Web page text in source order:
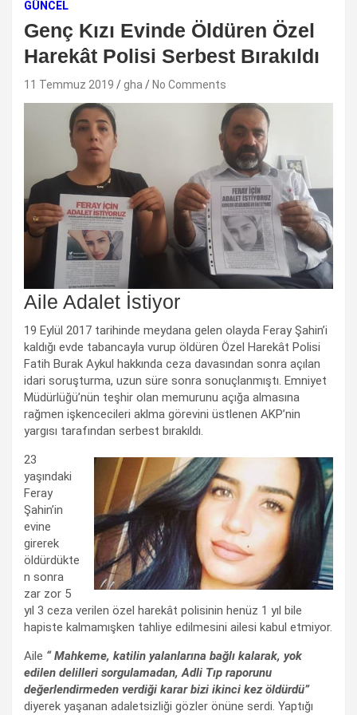
GÜNCEL
Genç Kızı Evinde Öldüren Özel
Harekât Polisi Serbest Bırakıldı
11 Temmuz 2019 gha No Comments
Aile Adalet İstiyor
19 Eylül 2017 tarihinde meydana gelen olayda Feray Şahin’i
kaldığı evde tabancayla vurup öldüren Özel Harekât Polisi
Fatih Burak Aykul hakkında ceza davasından sonra açılan
idari soruşturma, uzun süre sonra sonuçlanmıştı. Emniyet
Müdürlüğü’nün teşhir olan memurunu açığa almasına
rağmen işkencecileri aklma görevini üstlenen AKP’nin
yargısı tarafından serbest bırakıldı.
23
yaşındaki
Feray
Şahin’in
evine
girerek
öldürdükte
n sonra
zar zor 5
yıl 3 ceza verilen özel harekât polisinin henüz 1 yıl bile
hapiste kalmamışken tahliye edilmesini ailesi kabul etmiyor.
Aile “ Mahkeme, katilin yalanlarına bağlı kalarak, yok
edilen delilleri sorgulamadan, Adli Tıp raporunu
değerlendirmeden verdiği karar bizi ikinci kez öldürdü”
diyerek yaşanan adaletsizliği gözler önüne serdi. Yaptığı